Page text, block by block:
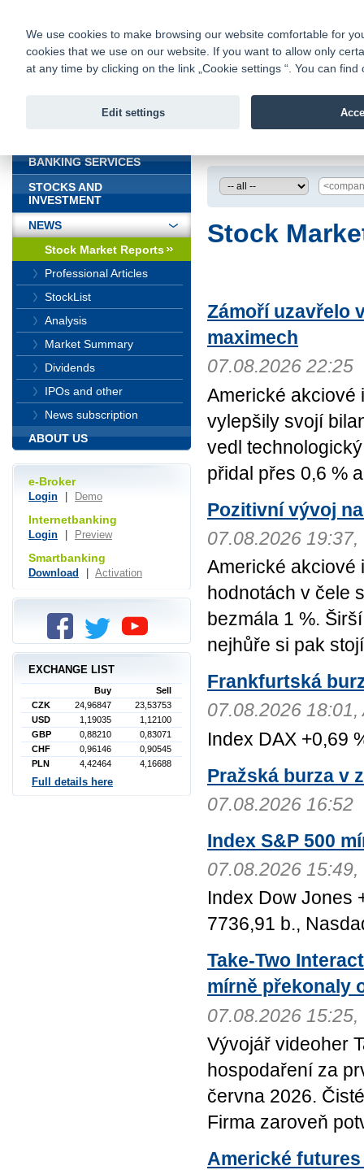
Fio bank
Fio banka
Stock
Zámoří uzavřelo
maximech
07.08.2026 22:25
Americké akciové
vylepšily svojí
vedl
přidal přes 0,6 %
Pozitivní vývoj
07.08.2026 19:37,
Americké akciové
hodnotách v čele
bezmála 1 %.
nejhůře si pak
Frankfurtská
07.08.2026 18:01,
Index DAX +0,69
Pražská burza v
07.08.2026 16:52
Index S&P 500
07.08.2026
Index Dow Jones
7736,91 b.,
Take-Two
mírně překonaly
07.08.2026 15:25,
Vývojář videoher
hospodaření za
června 2026.
Firma zaroveň
Americké
BANKING SERVICES
STOCKS AND
INVESTMENT
NEWS
Stock Market Reports
Professional Articles
StockList
Analysis
Market Summary
Dividends
IPOs and other
News subscription
ABOUT US
e-Broker
Login Demo
Internetbanking
Login Preview
Smartbanking
Download Activation
EXCHANGE LIST
Buy
Sell
CZK
24,96847
23,53753
USD
1,19035
1,12100
GBP
0,88210
0,83071
CHF
0,96146
0,90545
PLN
4,42464 4,16688
Full details here
We use cookies to make browsing our website comfortable for
cookies that we use on our website. If you want to allow only
at any time by clicking on the link „Cookie settings “. You can
Edit settings